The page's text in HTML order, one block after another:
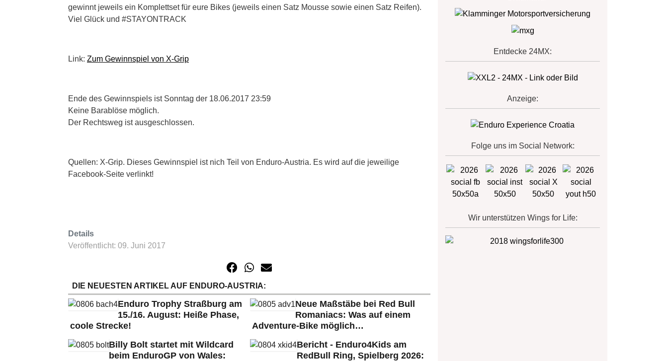
gewinnt jeweils ein Komplettset für eure Bikes (jeweils einen Satz Mousse sowie einen Satz Reifen).
Viel Glück und #STAYONTRACK
Link: Zum Gewinnspiel von X-Grip
Ende des Gewinnspiels ist Sonntag der 18.06.2017 23:59
Keine Barablöse möglich.
Der Rechtsweg ist ausgeschlossen.
Quellen: X-Grip. Dieses Gewinnspiel ist nich Teil von Enduro-Austria. Es wird auf die jeweilige
Facebook-Seite verlinkt!
Details
Veröffentlicht: 09. Juni 2017
DIE NEUESTEN ARTIKEL AUF ENDURO-AUSTRIA:
Enduro Trophy Straßburg am
15./16. August: Heiße Phase,
coole Strecke!
Neue Maßstäbe bei Red Bull
Romaniacs: Was auf einem
Adventure-Bike möglich…
Billy Bolt startet mit Wildcard
beim EnduroGP von Wales:
Bericht - Enduro4Kids am
RedBull Ring, Spielberg 2026:
Entdecke 24MX:
Anzeige:
Folge uns im Social Network:
Wir unterstützen Wings for Life: